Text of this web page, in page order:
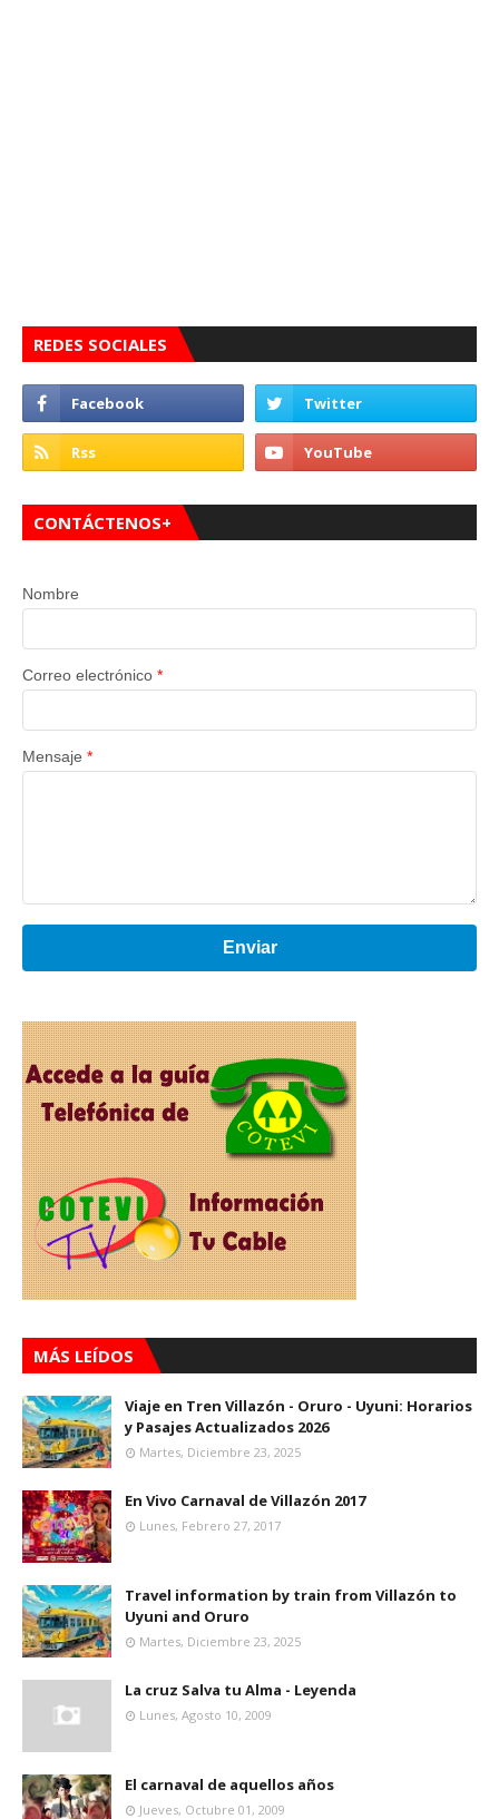
REDES SOCIALES
CONTÁCTENOS+
Nombre
Correo electrónico *
Mensaje *
Enviar
MÁS LEÍDOS
Viaje en Tren Villazón - Oruro - Uyuni: Horarios
y Pasajes Actualizados 2026
Martes, Diciembre 23, 2025
En Vivo Carnaval de Villazón 2017
Lunes, Febrero 27, 2017
Travel information by train from Villazón to
Uyuni and Oruro
Martes, Diciembre 23, 2025
La cruz Salva tu Alma - Leyenda
Lunes, Agosto 10, 2009
El carnaval de aquellos años
Jueves, Octubre 01, 2009